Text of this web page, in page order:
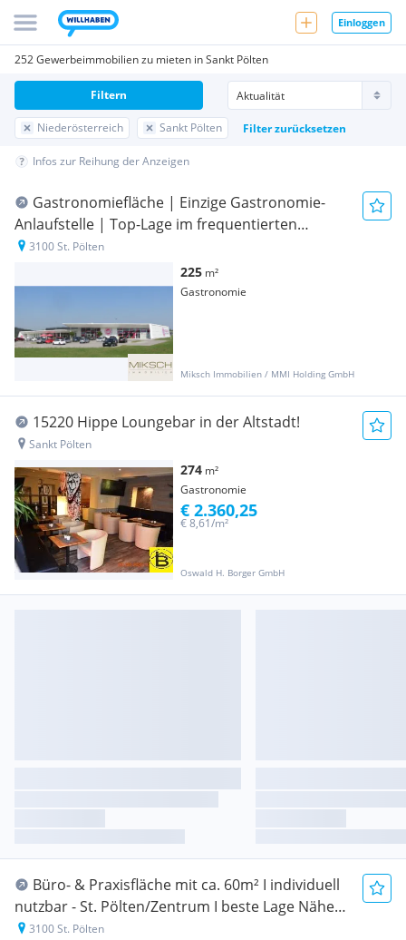
Einloggen
252 Gewerbeimmobilien zu mieten in Sankt Pölten
Niederösterreich Sankt Pölten Filter zurücksetzen
Filtern
Infos zur Reihung der Anzeigen
Gastronomiefläche | Einzige Gastronomie-
Anlaufstelle | Top-Lage im frequentierten
Gewerbegebiet I St. Pölten SÜD
3100 St. Pölten
225 m²
Gastronomie
Miksch Immobilien / MMI Holding GmbH
15220 Hippe Loungebar in der Altstadt!
Sankt Pölten
274 m²
Gastronomie
Oswald H. Borger GmbH
€ 8,61/m²
€ 2.360,25
Büro- & Praxisfläche mit ca. 60m² I individuell
nutzbar - St. Pölten/Zentrum I beste Lage Nähe
Universitätsklinikum & Hauptbahnhof
3100 St. Pölten